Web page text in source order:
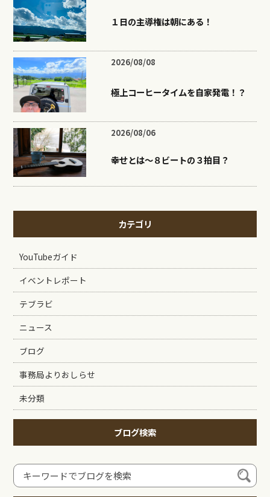
１日の主導権は朝にある！
2026/08/08
極上コーヒータイムを自家発電！？
2026/08/06
幸せとは〜８ビートの３拍目？
カテゴリ
YouTubeガイド
イベントレポート
テブラビ
ニュース
ブログ
事務局よりおしらせ
未分類
ブログ検索